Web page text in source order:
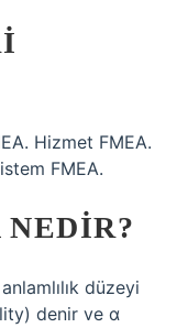
Hizmet FMEA.
FMEA.
NEDIR?
düzeyi
denir ve α